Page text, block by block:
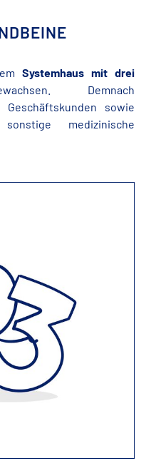
Systemhaus mit drei
Demnach
sowie
medizinische